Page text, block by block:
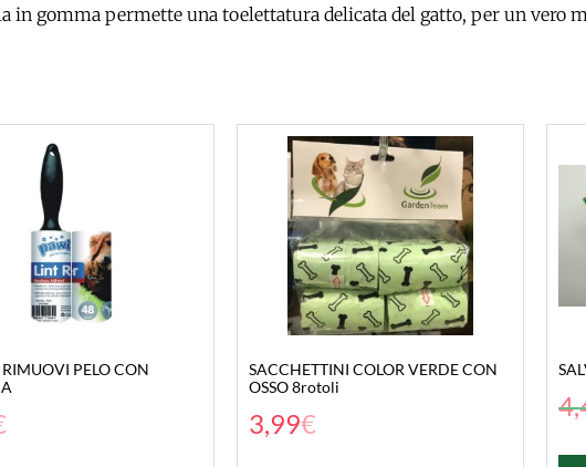
in gomma permette una toelettatura delicata del gatto, per un vero
RIMUOVI PELO CON
SACCHETTINI COLOR VERDE CON
OSSO 8rotoli
3,99€